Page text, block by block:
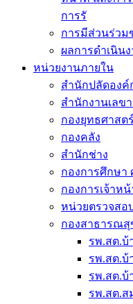
การรั
การมีส่วนร่วม
ผลการดำเนิน
หน่วยงานภายใน
สำนักปลัดองค์
สำนักงานเลข
กองยุทธศาสต
กองคลัง
สำนักช่าง
กองการศึกษา
กองการเจ้าห
หน่วยตรวจสอ
กองสาธารณสุ
รพ.สต.บ้
รพ.สต.บ้
รพ.สต.บ้
รพ.สต.